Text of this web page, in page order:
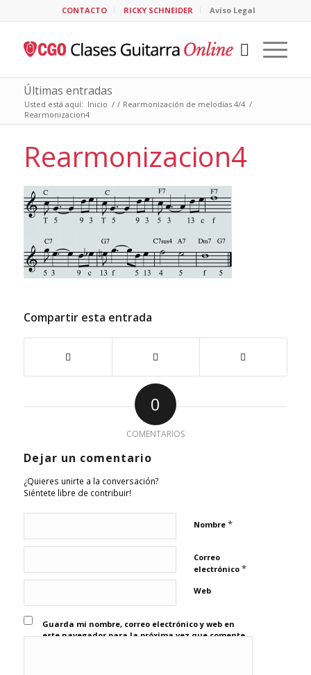
CONTACTO RICKY SCHNEIDER Aviso Legal
Últimas entradas
Usted está aquí: Inicio / / Rearmonización de melodías 4/4 /
Rearmonizacion4
Rearmonizacion4
Compartir esta entrada
0
COMENTARIOS
Dejar un comentario
¿Quieres unirte a la conversación?
Siéntete libre de contribuir!
Nombre *
Correo
electrónico *
Web
Guarda mi nombre, correo electrónico y web en
este navegador para la próxima vez que comente.